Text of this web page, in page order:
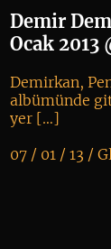
Demir
Ocak 2013
Demirkan,
albümünde
yer […]
07 / 01 / 13 /